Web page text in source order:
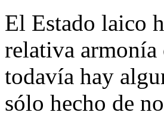
El Estado laico
relativa armonía
todavía hay
sólo hecho de